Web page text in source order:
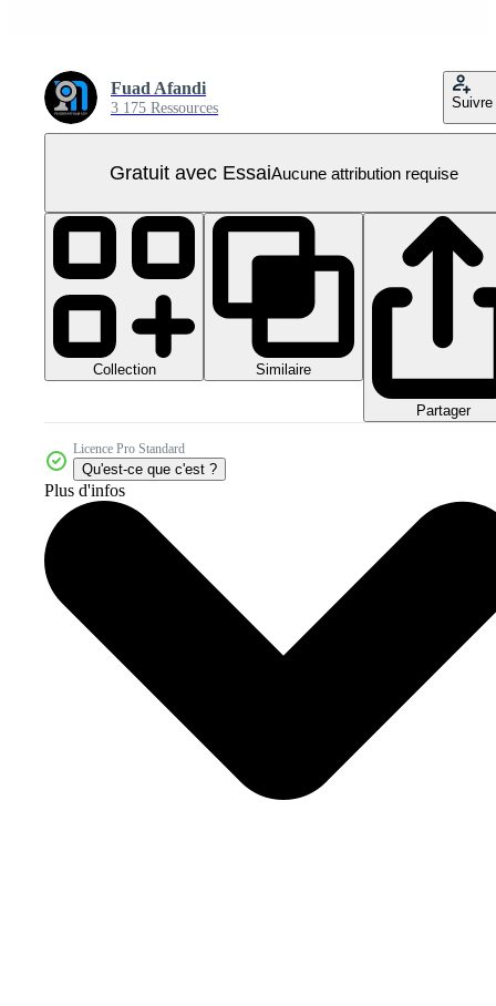
Fuad Afandi
3 175 Ressources Suivre
Gratuit avec EssaiAucune attribution requise
Collection Similaire
Partager
Licence Pro Standard
Qu'est-ce que c'est ?
Plus d'infos